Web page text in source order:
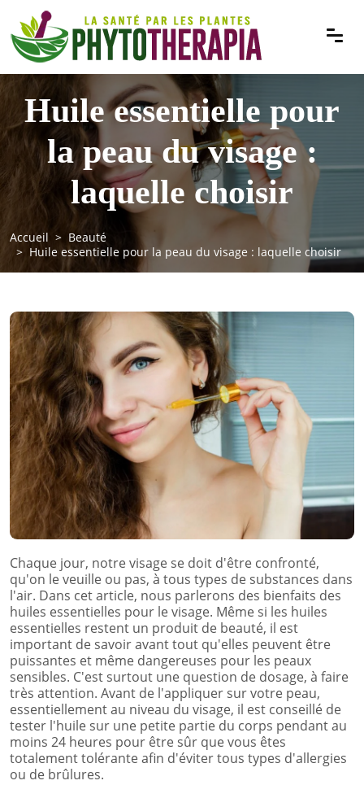
Huile essentielle pour
la peau du visage :
laquelle choisir
Accueil
Beauté
Huile essentielle pour la peau du visage : laquelle choisir
Chaque jour, notre visage se doit d'être confronté,
qu'on le veuille ou pas, à tous types de substances dans
l'air. Dans cet article, nous parlerons des bienfaits des
huiles essentielles pour le visage. Même si les huiles
essentielles restent un produit de beauté, il est
important de savoir avant tout qu'elles peuvent être
puissantes et même dangereuses pour les peaux
sensibles. C'est surtout une question de dosage, à faire
très attention. Avant de l'appliquer sur votre peau,
essentiellement au niveau du visage, il est conseillé de
tester l'huile sur une petite partie du corps pendant au
moins 24 heures pour être sûr que vous êtes
totalement tolérante afin d'éviter tous types d'allergies
ou de brûlures.